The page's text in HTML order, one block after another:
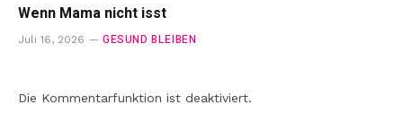
Wenn Mama nicht isst
Juli 16, 2026 GESUND BLEIBEN
Die Kommentarfunktion ist deaktiviert.